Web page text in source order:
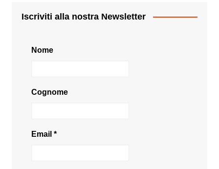
Iscriviti alla nostra Newsletter
Nome
Cognome
Email *